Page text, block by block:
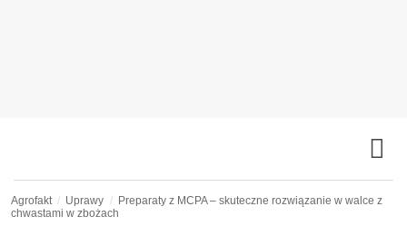
Agrofakt Uprawy
Preparaty z MCPA – skuteczne rozwiązanie w walce z
chwastami w zbożach